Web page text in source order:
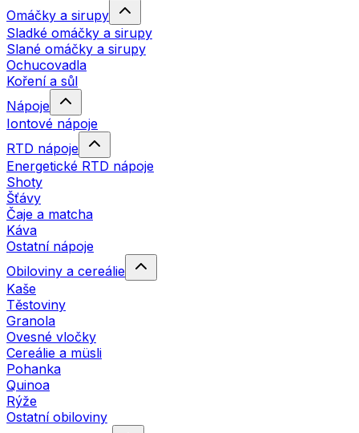
Omáčky a sirupy
Sladké omáčky a sirupy
Slané omáčky a sirupy
Ochucovadla
Koření a sůl
Nápoje
Iontové nápoje
RTD nápoje
Energetické RTD nápoje
Shoty
Šťávy
Čaje a matcha
Káva
Ostatní nápoje
Obiloviny a cereálie
Kaše
Těstoviny
Granola
Ovesné vločky
Cereálie a müsli
Pohanka
Quinoa
Rýže
Ostatní obiloviny